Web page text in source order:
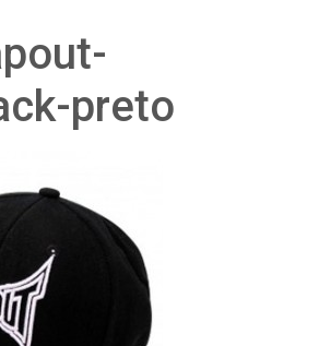
preto